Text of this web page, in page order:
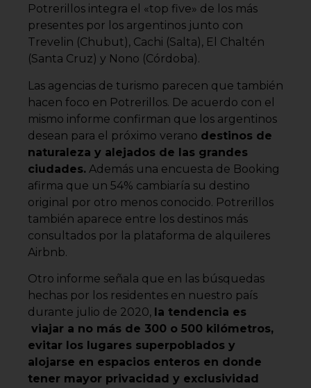
Potrerillos integra el «top five» de los más
presentes por los argentinos junto con
Trevelin (Chubut), Cachi (Salta), El Chaltén
(Santa Cruz) y Nono (Córdoba).
Las agencias de turismo parecen que también
hacen foco en Potrerillos. De acuerdo con el
mismo informe confirman que los argentinos
desean para el próximo verano destinos de
naturaleza y alejados de las grandes
ciudades. Además una encuesta de Booking
afirma que un 54% cambiaría su destino
original por otro menos conocido. Potrerillos
también aparece entre los destinos más
consultados por la plataforma de alquileres
Airbnb.
Otro informe señala que en las búsquedas
hechas por los residentes en nuestro país
durante julio de 2020, la tendencia es
viajar a no más de 300 o 500 kilómetros,
evitar los lugares superpoblados y
alojarse en espacios enteros en donde
tener mayor privacidad y exclusividad